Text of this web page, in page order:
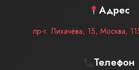
Адрес
пр-т. Лихачёва, 15, Москва,
Телефон